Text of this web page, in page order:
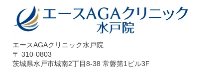
エースAGAクリニック水戸院
〒 310-0803
茨城県水戸市城南2丁目8-38 常磐第1ビル3F